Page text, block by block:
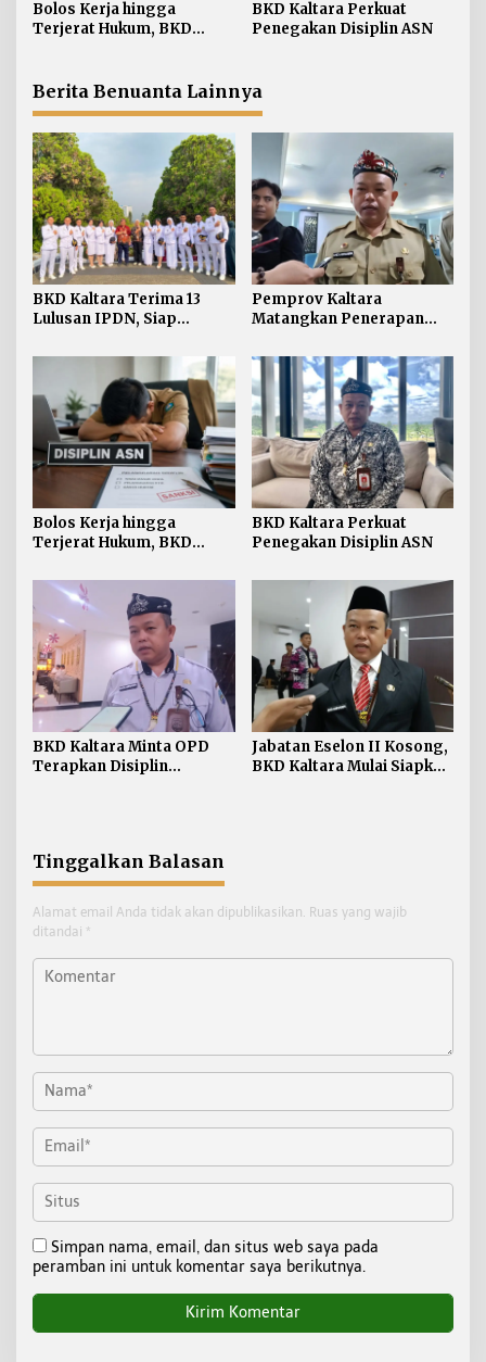
o
Bolos Kerja hingga
Terjerat Hukum, BKD
BKD Kaltara Perkuat
Penegakan Disiplin ASN
Berita Benuanta Lainnya
BKD Kaltara Terima 13
Lulusan IPDN, Siap
Lingkungan Pemprov
Pemprov Kaltara
Matangkan Penerapan
ASN
Bolos Kerja hingga
Terjerat Hukum, BKD
Pelanggaran ASN
BKD Kaltara Perkuat
Penegakan Disiplin ASN
BKD Kaltara Minta OPD
Terapkan Disiplin
Jabatan Eselon II Kosong,
BKD Kaltara Mulai Siapkan
Tinggalkan Balasan
Alamat email Anda tidak akan dipublikasikan. Ruas yang wajib
ditandai *
Simpan nama, email, dan situs web saya pada
peramban ini untuk komentar saya berikutnya.